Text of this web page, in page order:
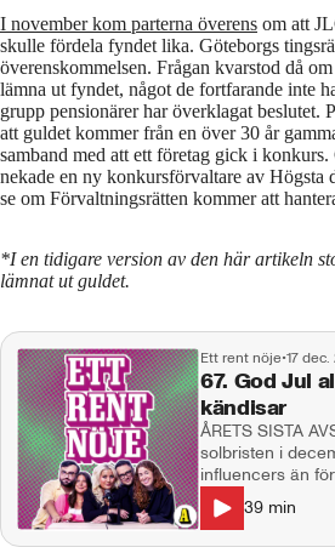
I november kom parterna överens om att
skulle fördela fyndet lika. Göteborgs
överenskommelsen. Frågan kvarstod då
lämna ut fyndet, något de fortfarande inte
grupp pensionärer har överklagat beslutet.
att guldet kommer från en över 30 år
samband med att ett företag gick i
nekade en ny konkursförvaltare av Högsta
se om Förvaltningsrätten kommer att
*I en tidigare version av den här artikeln
lämnat ut guldet.
Ett rent nöje•17 dec.
67. God Jul
kändisar
ÅRETS SISTA
solbristen i
influencers än
Skarsgård blir
Stellan.
bakom
39 min